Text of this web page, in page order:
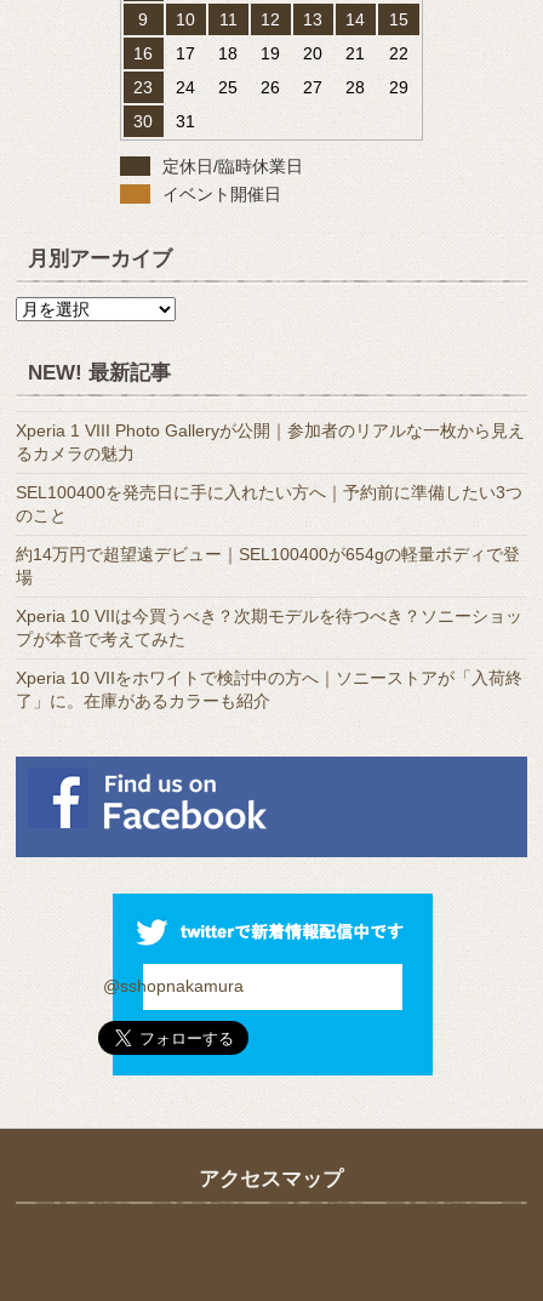
9
10 11 12 13 14
15
16
17 18 19 20 21
22
23
24 25 26 27 28
29
30
31
定休日/臨時休業日
イベント開催日
月別アーカイブ
月
ー
カ
イ
ブ
NEW! 最新記事
Xperia 1 VIII Photo Galleryが公開｜参加者のリアルな一枚から見え
るカメラの魅力
SEL100400を発売日に手に入れたい方へ｜予約前に準備したい3つ
のこと
約14万円で超望遠デビュー｜SEL100400が654gの軽量ボディで登
場
Xperia 10 VIIは今買うべき？次期モデルを待つべき？ソニーショッ
プが本音で考えてみた
Xperia 10 VIIをホワイトで検討中の方へ｜ソニーストアが「入荷終
了」に。在庫があるカラーも紹介
@sshopnakamura
アクセスマップ